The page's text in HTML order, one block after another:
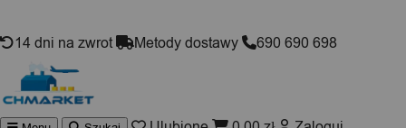
14 dni na zwrot Metody dostawy 690 690 698